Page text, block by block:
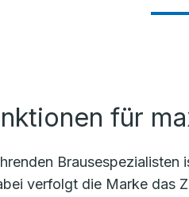
für
verfolgt die Marke das